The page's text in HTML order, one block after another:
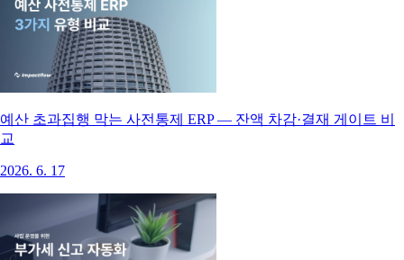
예산 초과집행 막는 사전통제 ERP — 잔액 차감·결재 게이트 비
교
2026. 6. 17